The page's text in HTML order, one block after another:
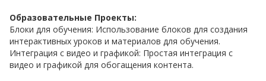
Образовательные Проекты:
Блоки для обучения: Использование блоков для создания
интерактивных уроков и материалов для обучения.
Интеграция с видео и графикой: Простая интеграция с
видео и графикой для обогащения контента.